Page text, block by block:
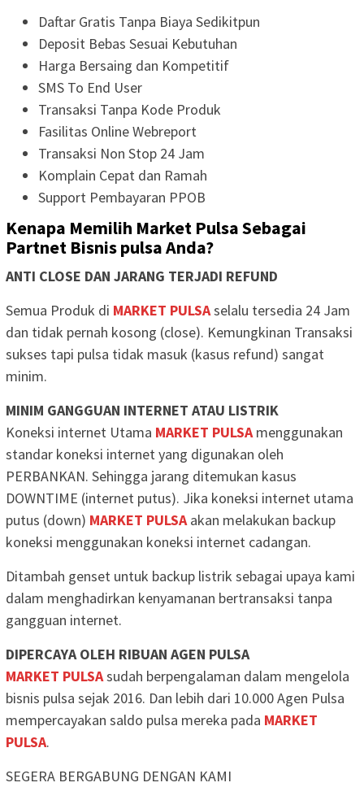
Daftar Gratis Tanpa Biaya Sedikitpun
Deposit Bebas Sesuai Kebutuhan
Harga Bersaing dan Kompetitif
SMS To End User
Transaksi Tanpa Kode Produk
Fasilitas Online Webreport
Transaksi Non Stop 24 Jam
Komplain Cepat dan Ramah
Support Pembayaran PPOB
Kenapa Memilih Market Pulsa Sebagai
Partnet Bisnis pulsa Anda?
ANTI CLOSE DAN JARANG TERJADI REFUND
Semua Produk di MARKET PULSAselalu tersedia 24 Jam
dan tidak pernah kosong (close). Kemungkinan Transaksi
sukses tapi pulsa tidak masuk (kasus refund) sangat
minim.
MINIM GANGGUAN INTERNET ATAU LISTRIK
Koneksi internet Utama MARKET PULSA menggunakan
standar koneksi internet yang digunakan oleh
PERBANKAN. Sehingga jarang ditemukan kasus
DOWNTIME (internet putus). Jika koneksi internet utama
putus (down) MARKET PULSA akan melakukan backup
koneksi menggunakan koneksi internet cadangan.
Ditambah genset untuk backup listrik sebagai upaya kami
dalam menghadirkan kenyamanan bertransaksi tanpa
gangguan internet.
DIPERCAYA OLEH RIBUAN AGEN PULSA
MARKET PULSAsudah berpengalaman dalam mengelola
bisnis pulsa sejak 2016. Dan lebih dari 10.000 Agen Pulsa
mempercayakan saldo pulsa mereka pada MARKET
PULSA.
SEGERA BERGABUNG DENGAN KAMI